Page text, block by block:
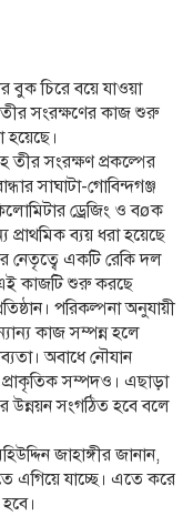
বুক চিরে বয়ে যাওয়া
সংরক্ষণের কাজ শুরু
হয়েছে।
তীর সংরক্ষণ প্রকল্পের
সাঘাটা-গোবিন্দগঞ্জ
ড্রেজিং ও বøক
ব্যয় ধরা হয়েছে
নেতৃত্বে একটি রেকি দল
কাজটি শুরু করছে
পরিকল্পনা অনুযায়ী
কাজ সম্পন্ন হলে
অবাধে নৌযান
সম্পদও। এছাড়া
উন্নয়ন সংগঠিত হবে বলে
জাহাঙ্গীর জানান,
এগিয়ে যাচ্ছে। এতে করে